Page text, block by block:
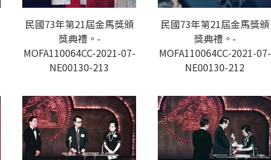
民國73年第21屆金馬獎頒
獎典禮。-
MOFA110064CC-2021-07-
NE00130-213
民國73年第21屆金馬獎頒
獎典禮。-
MOFA110064CC-2021-07-
NE00130-212